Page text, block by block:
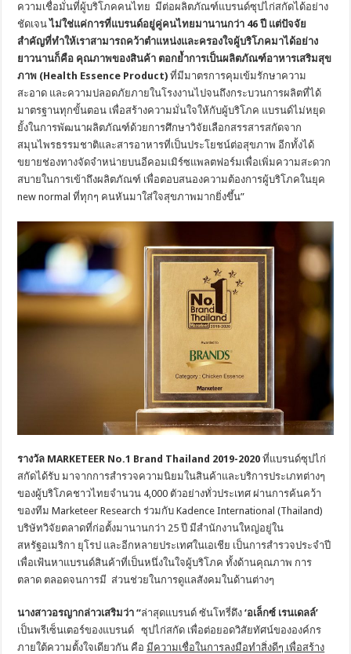
ความเชื่อมั่นที่ผู้บริโภคคนไทย มีต่อผลิตภัณฑ์แบรนด์ซุปไก่สกัดได้อย่าง
ชัดเจนไม่ใช่แค่การที่แบรนด์อยู่คู่คนไทยมานานกว่า 46 ปี แต่ปัจจัย
สำคัญที่ทำให้เราสามารถคว้าตำแหน่งและครองใจผู้บริโภคมาได้อย่าง
ยาวนานก็คือ คุณภาพของสินค้า ตอกย้ำการเป็นผลิตภัณฑ์อาหารเสริมสุข
ภาพ (Health Essence Product) ที่มีมาตรการคุมเข้มรักษาความ
สะอาด และความปลอดภัยภายในโรงงานไปจนถึงกระบวนการผลิตที่ได้
มาตรฐานทุกขั้นตอน เพื่อสร้างความมั่นใจให้กับผู้บริโภค แบรนด์ไม่หยุด
ยั้งในการพัฒนาผลิตภัณฑ์ด้วยการศึกษาวิจัยเลือกสรรสารสกัดจาก
สมุนไพรธรรมชาติและสารอาหารที่เป็นประโยชน์ต่อสุขภาพ อีกทั้งได้
ขยายช่องทางจัดจำหน่ายบนอีคอมเมิร์ซแพลตฟอร์มเพื่อเพิ่มความสะดวก
สบายในการเข้าถึงผลิตภัณฑ์ เพื่อตอบสนองความต้องการผู้บริโภคในยุค
new normal ที่ทุกๆ คนหันมาใส่ใจสุขภาพมากยิ่งขึ้น”
รางวัล MARKETEER No.1 Brand Thailand 2019-2020ที่แบรนด์ซุปไก่
สกัดได้รับ มาจากการสำรวจความนิยมในสินค้าและบริการประเภทต่างๆ
ของผู้บริโภคชาวไทยจำนวน 4,000 ตัวอย่างทั่วประเทศ ผ่านการค้นคว้า
ของทีม Marketeer Research ร่วมกับ Kadence International (Thailand)
บริษัทวิจัยตลาดที่ก่อตั้งมานานกว่า 25 ปี มีสำนักงานใหญ่อยู่ใน
สหรัฐอเมริกา ยุโรป และอีกหลายประเทศในเอเชีย เป็นการสำรวจประจำปี
เพื่อเฟ้นหาแบรนด์สินค้าที่เป็นหนึ่งในใจผู้บริโภค ทั้งด้านคุณภาพ การ
ตลาด ตลอดจนการมี ส่วนช่วยในการดูแลสังคมในด้านต่างๆ
นางสาวอรญากล่าวเสริมว่า“ล่าสุดแบรนด์ ซันโทรี่ดึง‘อเล็กซ์ เรนเดลล์’
เป็นพรีเซ็นเตอร์ของแบรนด์ ซุปไก่สกัด เพื่อต่อยอดวิสัยทัศน์ขององค์กร
ภายใต้ความตั้งใจเดียวกัน คือมีความเชื่อในการลงมือทำสิ่งดีๆ เพื่อสร้าง